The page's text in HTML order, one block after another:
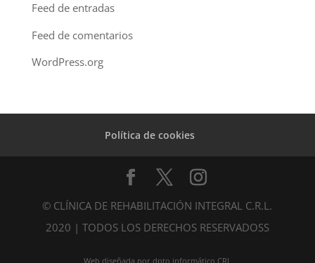
Feed de entradas
Feed de comentarios
WordPress.org
Política de cookies
© CLÍNICA DE REHABILITACIÓN INTEGRAL C.R.L.
2020 | TODOS LOS DERECHOS RESERVADOSS